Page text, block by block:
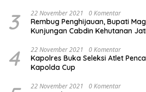
3 22 November 2021 0 Komentar
Rembug Penghijauan, Bupati
Kunjungan Cabdin Kehutanan
4 22 November 2021 0 Komentar
Kapolres Buka Seleksi Atlet
Kapolda Cup
22 November 2021 0 Komentar